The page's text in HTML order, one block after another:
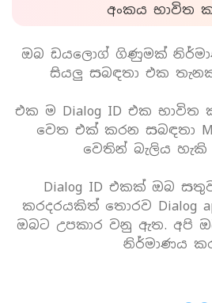
අංකය භාවිත
ඔබ ඩයලොග් ගිණුමක්
සියලු සබඳතා එක
එක ම Dialog ID එක භාවිත
වෙත එක් කරන සබඳතා
වෙතින් බැලිය
Dialog ID එකක් ඔබ
කරදරයකිත් තොරව Dialog
ඔබට උපකාර වනු ඇත. අපි
නිර්මාණය